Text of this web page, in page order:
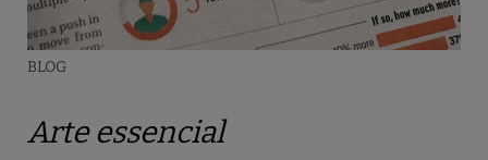
BLOG
Arte essencial